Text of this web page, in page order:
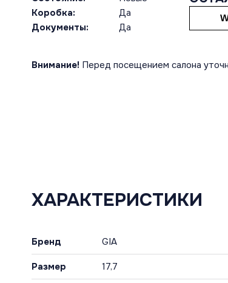
Коробка:
Да
Документы:
Да
Внимание! Перед посещением салона
ХАРАКТЕРИСТИКИ
Бренд GIA
Размер 17,7